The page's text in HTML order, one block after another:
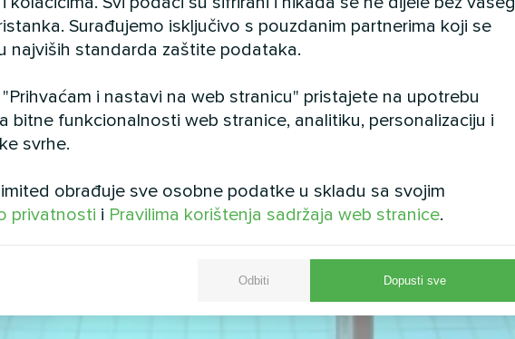
Surađujemo isključivo s pouzdanim partnerima koji se
najviših standarda zaštite podataka.
"Prihvaćam i nastavi na web stranicu" pristajete na upotrebu
bitne funkcionalnosti web stranice, analitiku, personalizaciju i
svrhe.
obrađuje sve osobne podatke u skladu sa svojim
privatnosti i Pravilima korištenja sadržaja web stranice.
Odbiti Dopusti sve